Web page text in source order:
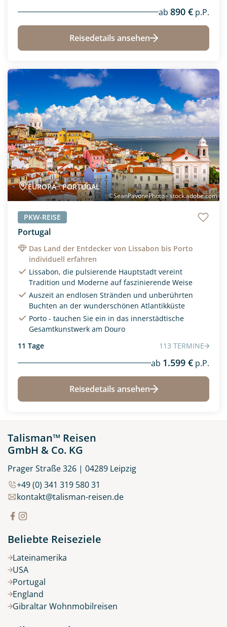
Aktivreisen(0)
Camperurlaub(0)
Exklusive Reisen(0)
Fernreise(0)
Flugreisen(0)
Frauenreise
Kleine Gruppe
Kreativreisen(0)
Mietwagenreise(1)
PKW-Reise (1)
Privatreise(0)
Radreisen(0)
Rundreisen
Segelkreuzfahrt
Städtereisen(3)
Wanderreisen
Afrika(0)
Asien(0)
Europa(3)
Nordamerika(0)
Ozeanien(0)
Südamerika
ab 890 € p.P.
Reisedetails ansehen
©SeanPavonePhoto - stock.adobe.com
EUROPA · PORTUGAL
PKW-REISE
Portugal
Das Land der Entdecker von Lissabon bis Porto
individuell erfahren
Lissabon, die pulsierende Hauptstadt vereint
Tradition und Moderne auf faszinierende Weise
Auszeit an endlosen Stränden und unberührten
Buchten an der wunderschönen Atlantikküste
Porto - tauchen Sie ein in das innerstädtische
Gesamtkunstwerk am Douro
11 Tage
113 TERMINE
ab 1.599 € p.P.
Reisedetails ansehen
Talisman™ Reisen
GmbH & Co. KG
Prager Straße 326 | 04289 Leipzig
+49 (0) 341 319 580 31
kontakt@talisman-reisen.de
Beliebte Reiseziele
Lateinamerika
USA
Portugal
England
Gibraltar Wohnmobilreisen